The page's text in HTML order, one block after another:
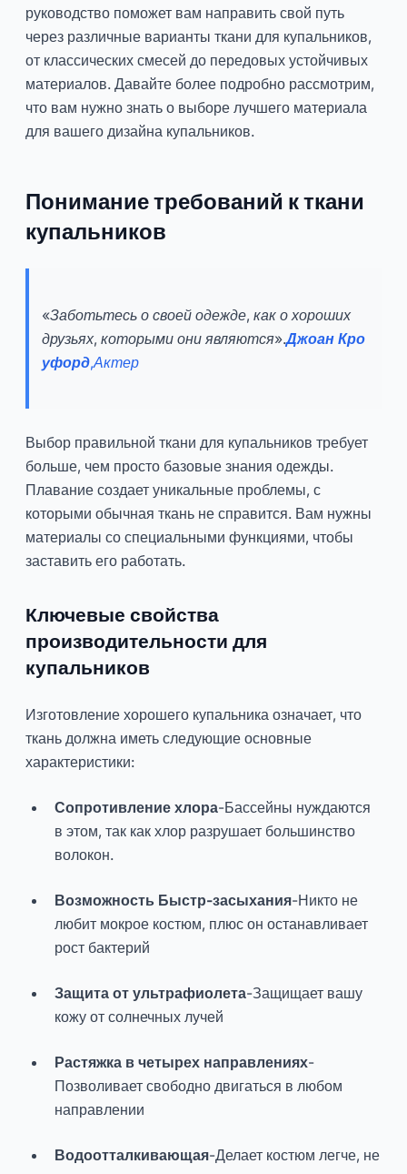
руководство поможет вам направить свой путь
через различные варианты ткани для купальников,
от классических смесей до передовых устойчивых
материалов. Давайте более подробно рассмотрим,
что вам нужно знать о выборе лучшего материала
для вашего дизайна купальников.
Понимание требований к ткани
купальников
«Заботьтесь о своей одежде, как о хороших
друзьях, которыми они являются».Джоан Кро
уфорд,Актер
Выбор правильной ткани для купальников требует
больше, чем просто базовые знания одежды.
Плавание создает уникальные проблемы, с
которыми обычная ткань не справится. Вам нужны
материалы со специальными функциями, чтобы
заставить его работать.
Ключевые свойства
производительности для
купальников
Изготовление хорошего купальника означает, что
ткань должна иметь следующие основные
характеристики:
Сопротивление хлора-Бассейны нуждаются
в этом, так как хлор разрушает большинство
волокон.
Возможность Быстр-засыхания-Никто не
любит мокрое костюм, плюс он останавливает
рост бактерий
Защита от ультрафиолета-Защищает вашу
кожу от солнечных лучей
Растяжка в четырех направлениях-
Позволивает свободно двигаться в любом
направлении
Водоотталкивающая-Делает костюм легче, не